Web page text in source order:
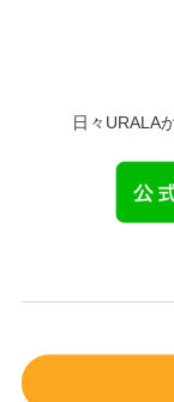
日々URALA